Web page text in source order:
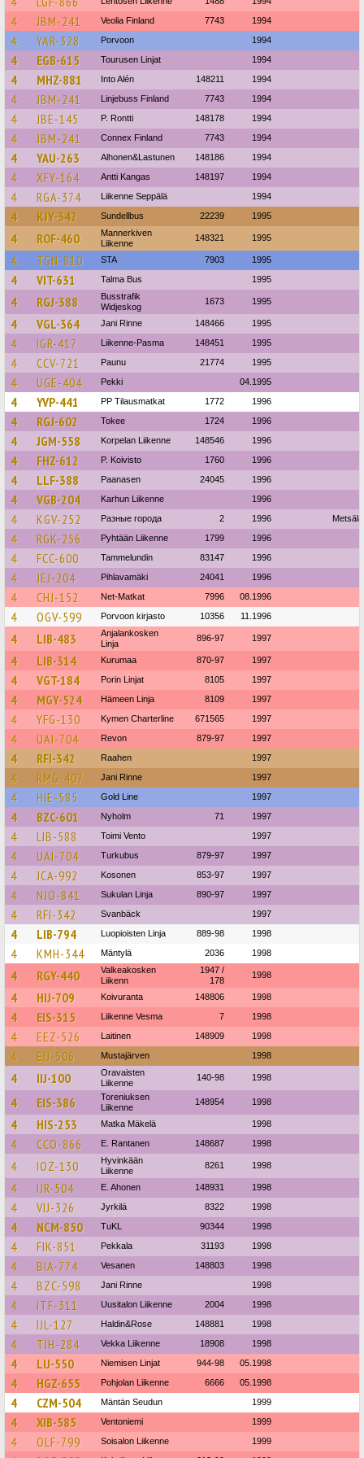
4 JBM-241 Veolia Finland 7743 1994
4 YAR-328 Porvoon 1994
4 EGB-615 Tourusen Linjat 1994
4 MHZ-881 Into Alén 148211 1994
4 JBM-241 Linjebuss Finland 7743 1994
4 JBE-145 P. Rontti 148178 1994
4 JBM-241 Connex Finland 7743 1994
4 YAU-263 Alhonen&Lastunen 148186 1994
4 XFY-164 Antti Kangas 148197 1994
4 RGA-374 Liikenne Seppälä 1994
4 KJY-342 Sundellbus 22239 1995
4 ROF-460
Mannerkiven
Liikenne
148321 1995
4 TGN-810 STA 7903 1995
4 VIT-631 Talma Bus 1995
4 RGJ-388
Busstrafik
Widjeskog
1673 1995
4 VGL-364 Jani Rinne 148466 1995
4 IGR-417 Liikenne-Pasma 148451 1995
4 CCV-721 Paunu 21774 1995
4 UGE-404 Pekki 04.1995
4 YVP-441 PP Tilausmatkat 1772 1996
4 RGJ-602 Tokee 1724 1996
4 JGM-558 Korpelan Liikenne 148546 1996
4 FHZ-612 P. Koivisto 1760 1996
4 LLF-388 Paanasen 24045 1996
4 VGB-204 Karhun Liikenne 1996
4 KGV-252 Разные города 2 1996
4 RGK-256 Pyhtään Liikenne 1799 1996
4 FCC-600 Tammelundin 83147 1996
4 JEJ-204 Pihlavamäki 24041 1996
4 CHJ-152 Net-Matkat 7996 08.1996
4 OGV-599 Porvoon kirjasto 10356 11.1996
4 LIB-483
Anjalankosken
Linja
896-97 1997
4 LIB-314 Kurumaa 870-97 1997
4 VGT-184 Porin Linjat 8105 1997
4 MGY-524 Hämeen Linja 8109 1997
4 YFG-130 Kymen Charterline 671565 1997
4 UAI-704 Revon 879-97 1997
4 RFI-342 Raahen 1997
4 RMG-407 Jani Rinne 1997
4 HIE-585 Gold Line 1997
4 BZC-601 Nyholm 71 1997
4 LIB-588 Toimi Vento 1997
4 UAI-704 Turkubus 879-97 1997
4 JCA-992 Kosonen 853-97 1997
4 NJO-841 Sukulan Linja 890-97 1997
4 RFI-342 Svanbäck 1997
4 LIB-794 Luopioisten Linja 889-98 1998
4 KMH-344 Mäntylä 2036 1998
4 RGY-440
Valkeakosken
Liikenn
1947 /
178
1998
4 HIJ-709 Koivuranta 148806 1998
4 EIS-315 Liikenne Vesma 7 1998
4 EEZ-526 Laitinen 148909 1998
4 EIJ-506 Mustajärven 1998
4 IIJ-100
Oravaisten
Liikenne
140-98 1998
4 EIS-386
Toreniuksen
Liikenne
148954 1998
4 HIS-253 Matka Mäkelä 1998
4 CCO-866 E. Rantanen 148687 1998
4 IOZ-130
Hyvinkään
Liikenne
8261 1998
4 IJR-504 E. Ahonen 148931 1998
4 VIJ-326 Jyrkilä 8322 1998
4 NCM-850 TuKL 90344 1998
4 FIK-851 Pekkala 31193 1998
4 BIA-774 Vesanen 148803 1998
4 BZC-598 Jani Rinne 1998
4 ITF-311 Uusitalon Liikenne 2004 1998
4 IJL-127 Haldin&Rose 148881 1998
4 TIH-284 Vekka Liikenne 18908 1998
4 LIJ-550 Niemisen Linjat 944-98 05.1998
4 HGZ-655 Pohjolan Liikenne 6666 05.1998
4 CZM-504 Mäntän Seudun 1999
4 XIB-585 Ventoniemi 1999
4 OLF-799 Soisalon Liikenne 1999